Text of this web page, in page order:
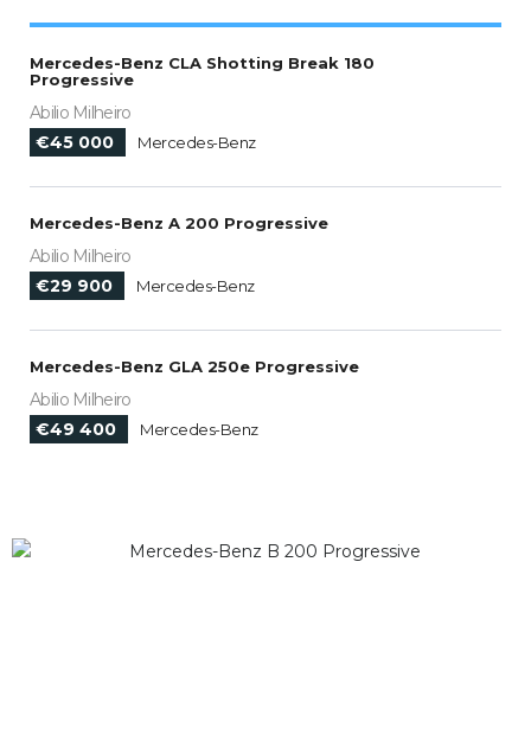
Mercedes-Benz CLA Shotting Break 180
Progressive
Abilio Milheiro
€45 000
Mercedes-Benz
Mercedes-Benz A 200 Progressive
Abilio Milheiro
€29 900
Mercedes-Benz
Mercedes-Benz GLA 250e Progressive
Abilio Milheiro
€49 400
Mercedes-Benz